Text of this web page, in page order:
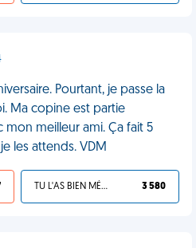
Pourtant, je passe la
Ma copine est partie
meilleur ami. Ça fait 5
les attends. VDM
TU L'AS BIEN MÉRITÉ 3 580